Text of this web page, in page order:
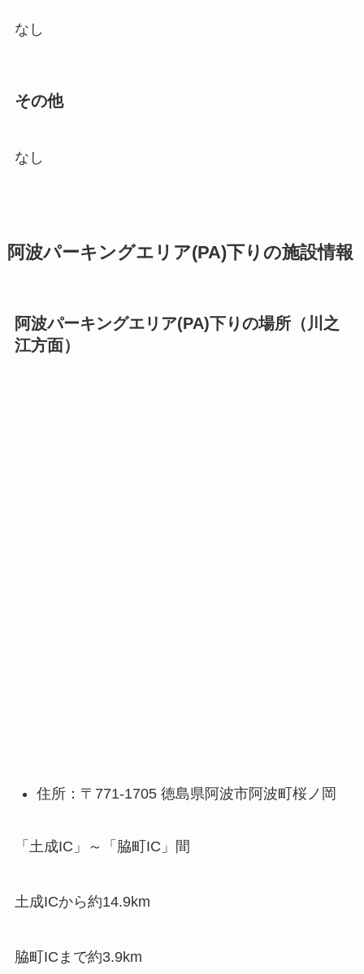
なし
その他
なし
阿波パーキングエリア(PA)下りの施設情報
阿波パーキングエリア(PA)下りの場所（川之
江方面）
住所：〒771-1705 徳島県阿波市阿波町桜ノ岡
「土成IC」～「脇町IC」間
土成ICから約14.9km
脇町ICまで約3.9km